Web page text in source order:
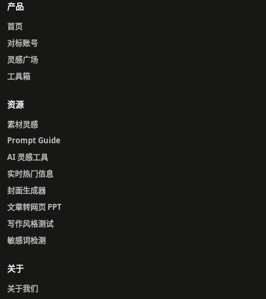
产品
首页
对标账号
灵感广场
工具箱
资源
素材灵感
Prompt Guide
AI 灵感工具
实时热门信息
封面生成器
文章转网页 PPT
写作风格测试
敏感词检测
关于
关于我们